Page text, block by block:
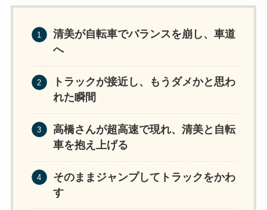
清美が自転車でバランスを崩し、車道
へ
トラックが接近し、もうダメかと思わ
れた瞬間
高橋さんが超高速で現れ、清美と自転
車を抱え上げる
そのままジャンプしてトラックをかわ
す